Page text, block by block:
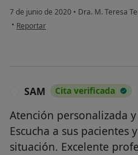
7 de junio de 2020 • Dra. M. Teresa
• en opinión del usuario Blanca B. G. O.
Reportar
SAM Cita verificada
Atención personalizada
Escucha a sus pacientes
situación. Excelente